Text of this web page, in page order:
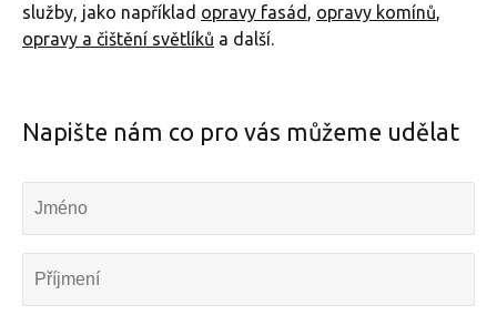
služby, jako například opravy fasád opravy komínů
opravy a čištění světlíků a další.
Napište nám co pro vás můžeme udělat